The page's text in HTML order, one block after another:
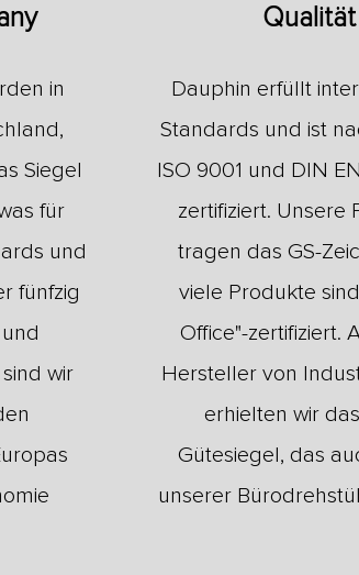
in
Siegel
für
und
fünfzig
wir
Qualität
Dauphin erfüllt
Standards und ist
ISO 9001 und DIN
zertifiziert. Unsere
tragen das GS-
viele Produkte
Office"-zertifiziert.
Hersteller von
erhielten wir
Gütesiegel, das
unserer